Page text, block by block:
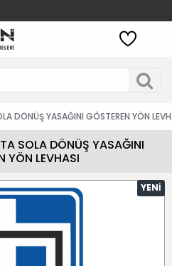
DÖNÜŞ YASAĞINI GÖSTEREN YÖN
SOLA DÖNÜŞ YASAĞINI
YÖN LEVHASI
YENI